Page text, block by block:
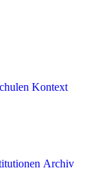
Kontext
Archiv